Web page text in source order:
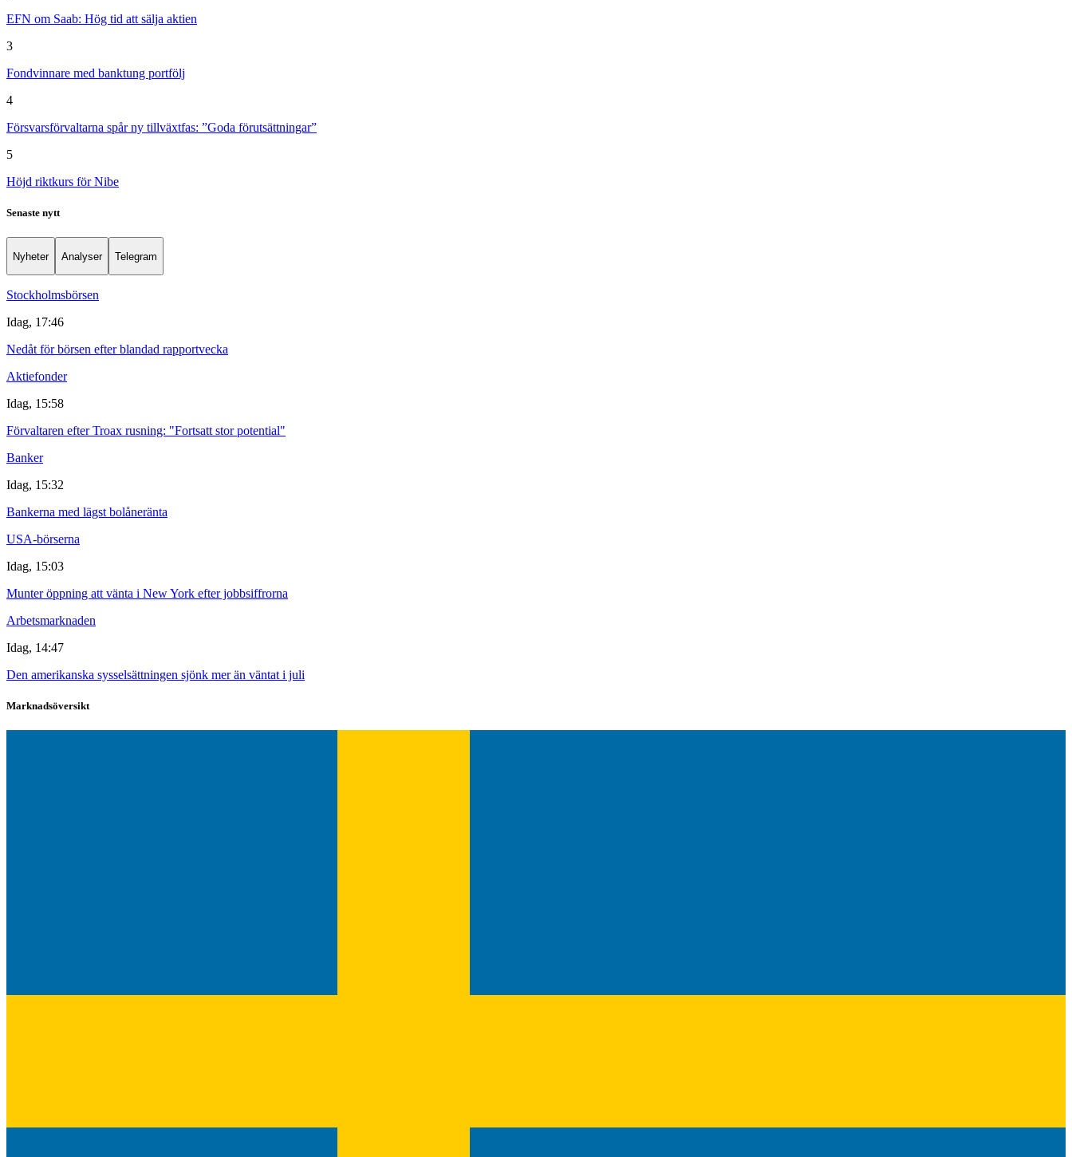
EFN om Saab: Hög tid att sälja aktien
3
Fondvinnare med banktung portfölj
4
Försvarsförvaltarna spår ny tillväxtfas: ”Goda förutsättningar”
5
Höjd riktkurs för Nibe
Senaste nytt
Nyheter Analyser Telegram
Stockholmsbörsen
Idag, 17:46
Nedåt för börsen efter blandad rapportvecka
Aktiefonder
Idag, 15:58
Förvaltaren efter Troax rusning: "Fortsatt stor potential"
Banker
Idag, 15:32
Bankerna med lägst bolåneränta
USA-börserna
Idag, 15:03
Munter öppning att vänta i New York efter jobbsiffrorna
Arbetsmarknaden
Idag, 14:47
Den amerikanska sysselsättningen sjönk mer än väntat i juli
Marknadsöversikt